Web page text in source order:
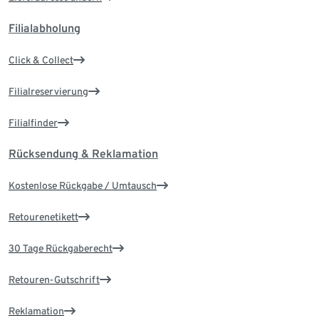
Filialabholung
Click & Collect
Filialreservierung
Filialfinder
Rücksendung & Reklamation
Kostenlose Rückgabe / Umtausch
Retourenetikett
30 Tage Rückgaberecht
Retouren-Gutschrift
Reklamation